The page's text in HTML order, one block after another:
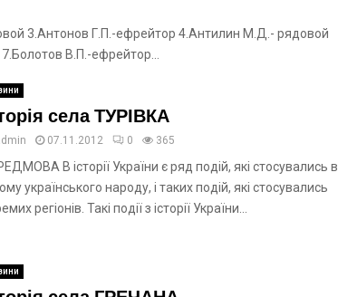
3.Антонов Г.П.-ефрейтор 4.Антилин М.Д.- рядовой
В.П.-ефрейтор...
села ТУРІВКА
07.11.2012 0 365
В історії України є ряд подій, які стосувались в
українського народу, і таких подій, які стосувались
регіонів. Такі події з історії України...